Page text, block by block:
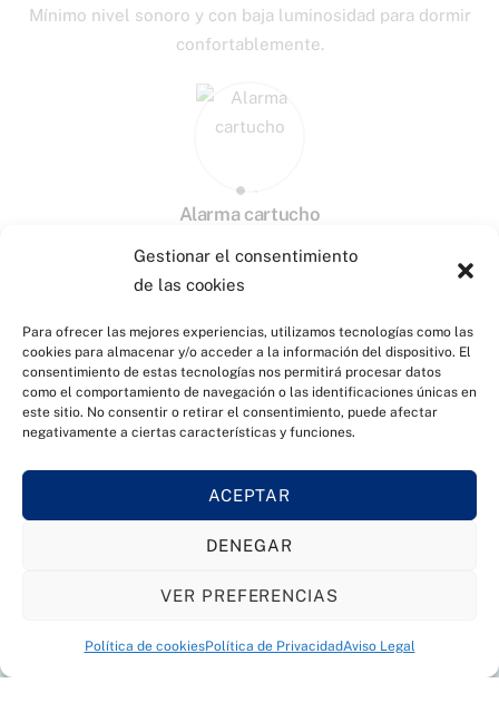
Gestionar el consentimiento
de las cookies
Para ofrecer las mejores experiencias, utilizamos tecnologías como las
cookies para almacenar y/o acceder a la información del dispositivo. El
consentimiento de estas tecnologías nos permitirá procesar datos
como el comportamiento de navegación o las identificaciones únicas en
este sitio. No consentir o retirar el consentimiento, puede afectar
negativamente a ciertas características y funciones.
ACEPTAR
DENEGAR
VER PREFERENCIAS
Política de cookiesPolítica de PrivacidadAviso Legal
Mínimo nivel sonoro y con baja luminosidad para dormir
confortablemente.
Alarma cartucho
Le avisa por adelantado para proceder al reemplazo del
cartucho de peróxido de hidrógeno.
Alerta
Avisa en caso de que el cartucho esté vacío o cuando
algo no funcione correctamente.
Conozca Wellisair